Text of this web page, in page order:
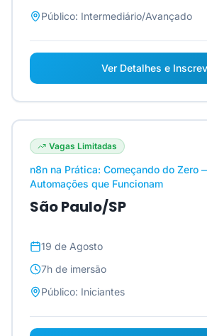
Público: Intermediário/Avançado
Ver Detalhes e
Vagas Limitadas
n8n na Prática: Começando do Zero
Automações que Funcionam
São Paulo/SP
19 de Agosto
7h de imersão
Público: Iniciantes